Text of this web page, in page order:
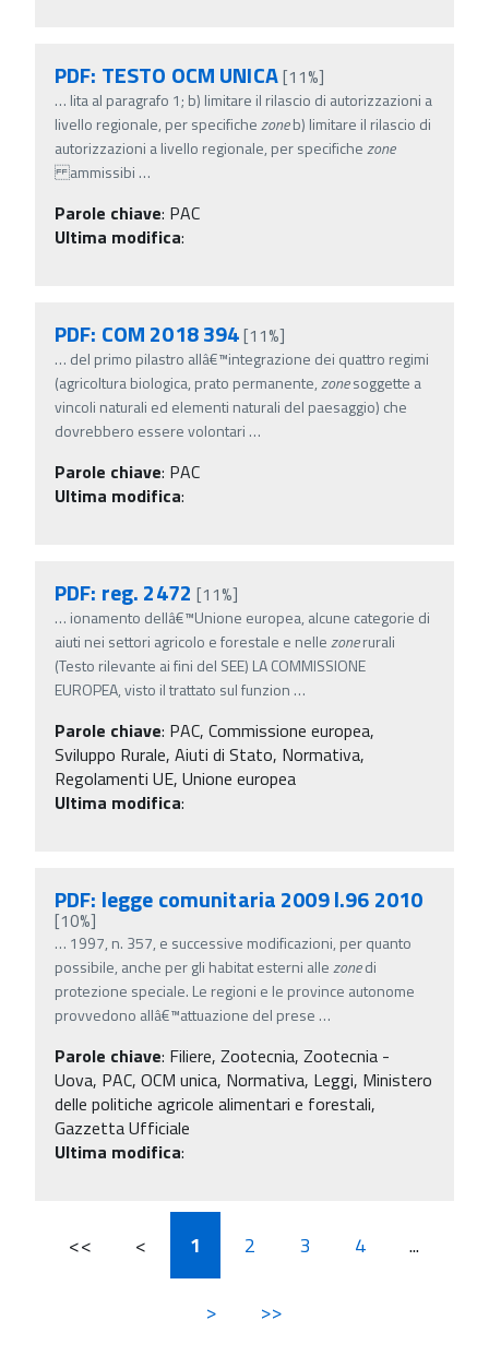
PDF: TESTO OCM UNICA[11%]
… lita al paragrafo 1; b) limitare il rilascio di autorizzazioni a
livello regionale, per specifichezoneb) limitare il rilascio di
autorizzazioni a livello regionale, per specifichezone
ammissibi …
Parole chiave: PAC
Ultima modifica:
PDF: COM 2018 394[11%]
… del primo pilastro allâ€™integrazione dei quattro regimi
(agricoltura biologica, prato permanente,zonesoggette a
vincoli naturali ed elementi naturali del paesaggio) che
dovrebbero essere volontari …
Parole chiave: PAC
Ultima modifica:
PDF: reg. 2472 [11%]
… ionamento dellâ€™Unione europea, alcune categorie di
aiuti nei settori agricolo e forestale e nellezonerurali
(Testo rilevante ai fini del SEE) LA COMMISSIONE
EUROPEA, visto il trattato sul funzion …
Parole chiave: PAC, Commissione europea,
Sviluppo Rurale, Aiuti di Stato, Normativa,
Regolamenti UE, Unione europea
Ultima modifica:
PDF: legge comunitaria 2009 l.96 2010
[10%]
… 1997, n. 357, e successive modificazioni, per quanto
possibile, anche per gli habitat esterni allezonedi
protezione speciale. Le regioni e le province autonome
provvedono allâ€™attuazione del prese …
Parole chiave: Filiere, Zootecnia, Zootecnia -
Uova, PAC, OCM unica, Normativa, Leggi, Ministero
delle politiche agricole alimentari e forestali,
Gazzetta Ufficiale
Ultima modifica:
<< < 1 2 3 4 ...
> >>